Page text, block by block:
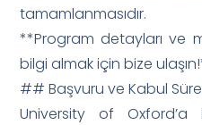
tamamlanmasıdır.
**Program detayları ve
bilgi almak için bize
## Başvuru ve Kabul
University of